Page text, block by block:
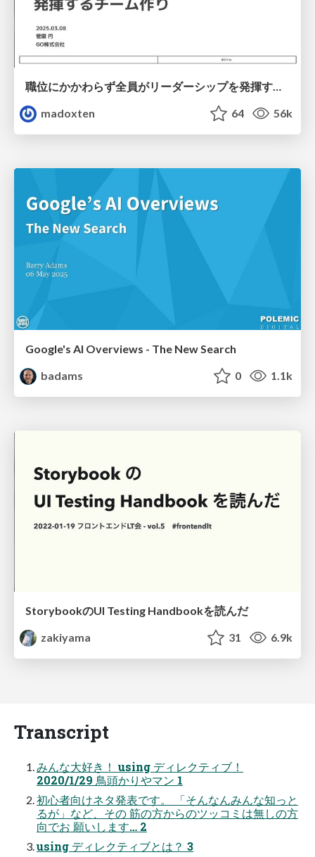
職位にかかわらず全員がリーダーシップを発揮するチーム作り / Building a team where everyone can demonstrate leadership regardless of position
madoxten
64 56k
Google's AI Overviews - The New Search
badams
0 1.1k
StorybookのUI Testing Handbookを読んだ
zakiyama
31 6.9k
Transcript
みんな大好き！ using ディレクティブ！
2020/1/29 鳥頭かりやマン 1
初心者向けネタ発表です。 「そんなんみんな知っと
るが」など、その 筋の方からのツッコミは無しの方
向でお 願いします… 2
using ディレクティブとは？ 3